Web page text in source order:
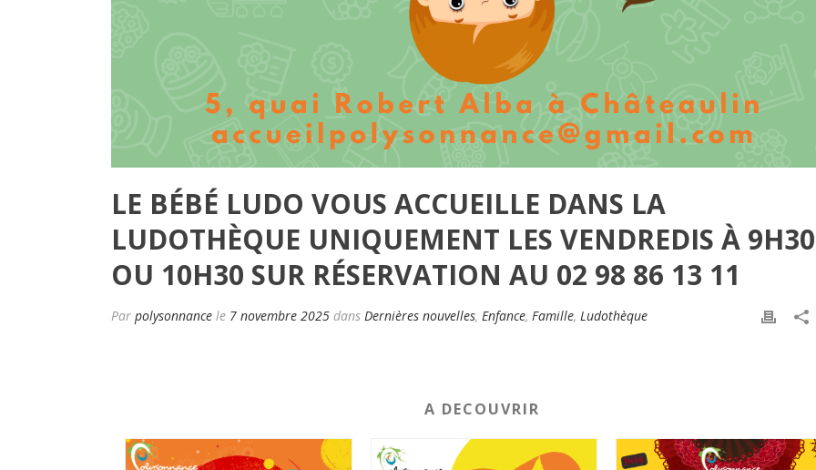
LE BÉBÉ LUDO VOUS ACCUEILLE DANS LA
LUDOTHÈQUE UNIQUEMENT LES VENDREDIS À 9H30
OU 10H30 SUR RÉSERVATION AU 02 98 86 13 11
Par polysonnance le 7 novembre 2025 dans Dernières nouvelles, Enfance, Famille, Ludothèque
A DECOUVRIR